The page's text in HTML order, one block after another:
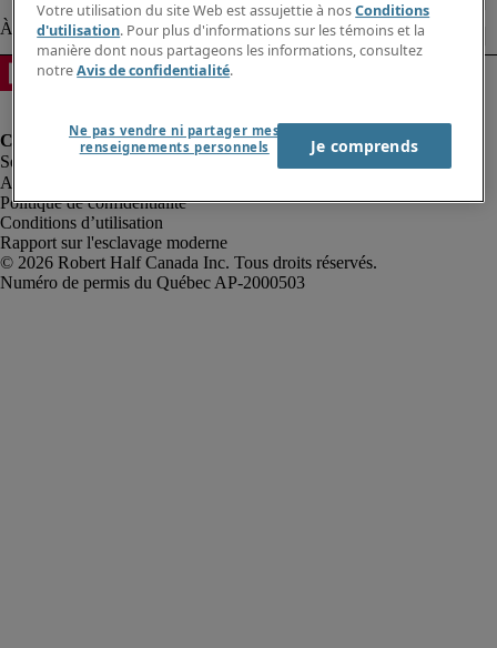
Alerte à la fraude
Politique de confidentialité
Conditions d’utilisation
Rapport sur l'esclavage moderne
Robert Half Canada Inc. Tous droits réservés.
Votre utilisation du site Web est assujettie à nosConditions
d'utilisation. Pour plus d'informations sur les témoins et la
manière dont nous partageons les informations, consultez
notreAvis de confidentialité.
Ne pas vendre ni partager mes
renseignements personnels
Je comprends